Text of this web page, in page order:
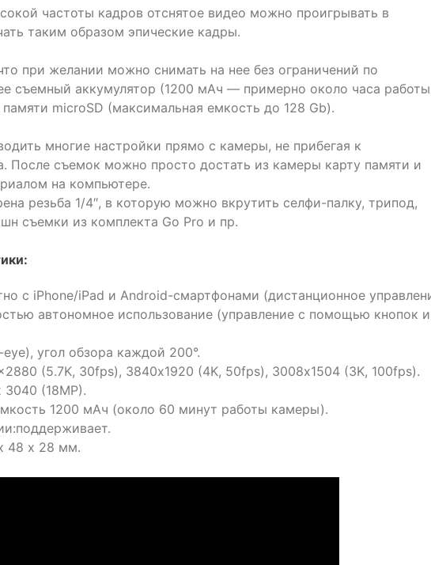
частоты кадров отснятое видео можно проигрывать в
таким образом эпические кадры.
при желании можно снимать на нее без ограничений по
съемный аккумулятор (1200 мАч — примерно около часа работы
microSD (максимальная емкость до 128 Gb).
многие настройки прямо с камеры, не прибегая к
После съемок можно просто достать из камеры карту памяти и
на компьютере.
резьба 1/4″, в которую можно вкрутить селфи-палку, трипод,
съемки из комплекта Go Pro и пр.
с iPhone/iPad и Android-смартфонами (дистанционное
автономное использование (управление с помощью кнопок и
угол обзора каждой 200°.
(5.7K, 30fps), 3840х1920 (4K, 50fps), 3008х1504 (3K, 100fps).
(18MP).
1200 мАч (около 60 минут работы камеры).
48 х 28 мм.